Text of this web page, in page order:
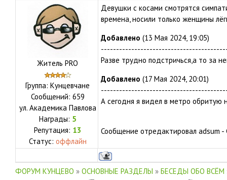
Житель PRO
Группа: Кунцевчане
Сообщений: 659
ул. Академика Павлова
Награды: 5
Репутация: 13
Статус: оффлайн
Девушки с косами смотрятся
времена, носили только женщины
Добавлено (13 Мая 2024, 19:05)
Разве трудно подстричься,а то за
Добавлено (17 Мая 2024, 20:01)
А сегодня я видел в метро обритую
Сообщение отредактировал adsum -
ФОРУМ КУНЦЕВО » ОСНОВНЫЕ РАЗДЕЛЫ » БЕСЕДЫ ОБО ВСЁМ